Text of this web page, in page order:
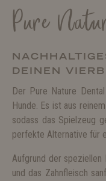
Pure
DEINEN
Der Pure Nature
Hunde. Es ist aus
sodass das Spielzeug
perfekte Alternative für
Aufgrund der speziellen
und das Zahnfleisch